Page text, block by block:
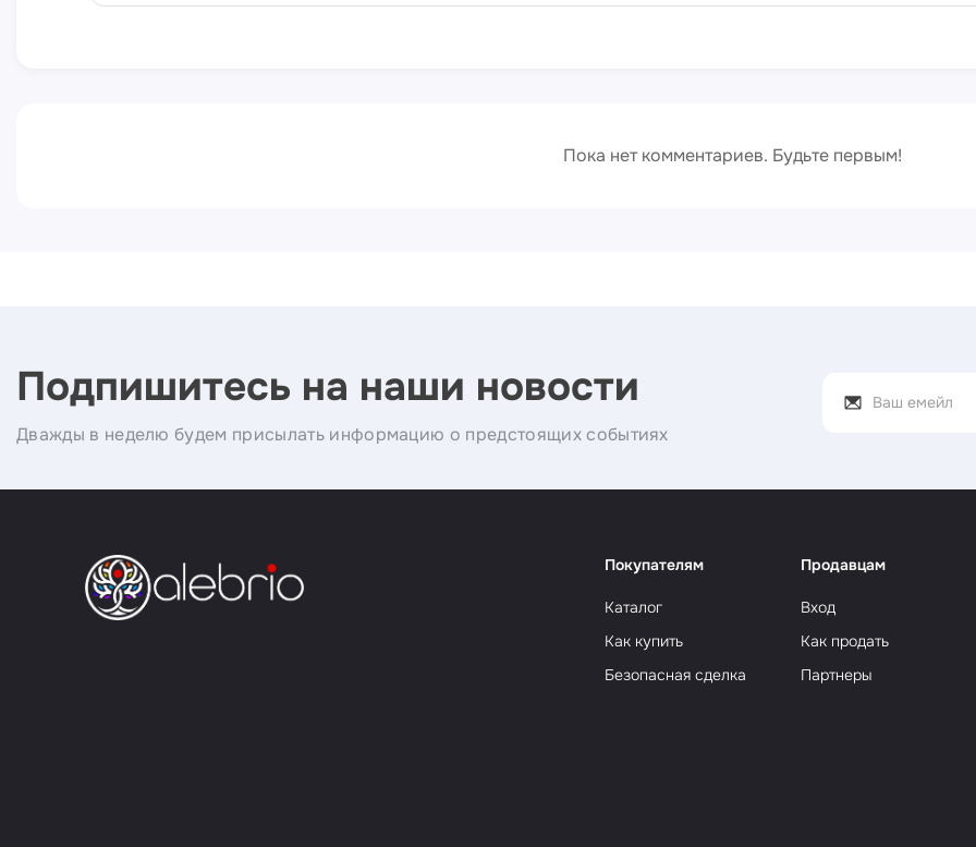
Пока нет комментариев. Будьте первым!
Подпишитесь на наши новости
Дважды в неделю будем присылать информацию о предстоящих событиях
Покупателям
Каталог
Как купить
Безопасная сделка
Продавцам
Вход
Как продать
Партнеры